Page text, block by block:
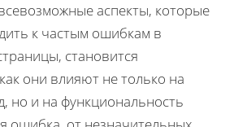
аспекты, которые
к частым ошибкам в
становится
они влияют не только на
но и на функциональность